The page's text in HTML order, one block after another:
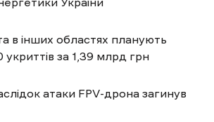
України
в інших областях планують
укриттів за 1,39 млрд грн
атаки FPV-дрона загинув